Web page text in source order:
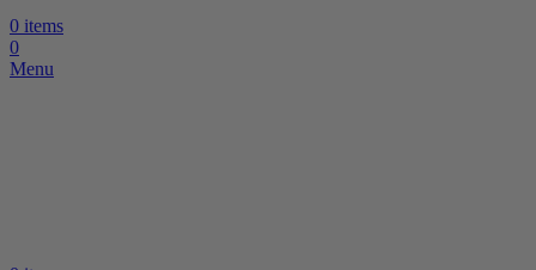
0 items
0
Menu